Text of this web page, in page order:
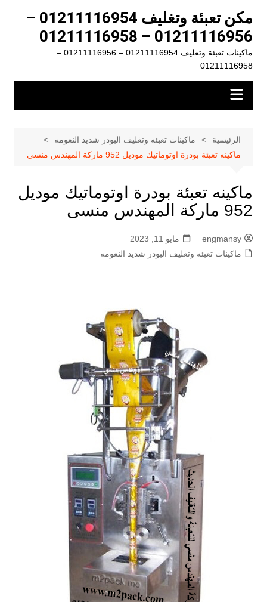
المحتوى
مكن تعبئة وتغليف 01211116954 –
01211116956 – 01211116958
ماكينات تعبئة وتغليف 01211116954 – 01211116956 –
01211116958
الرئيسية
ماكينات تعبئه وتغليف البودر شديد النعومه
ماكينه تعبئة بودرة اوتوماتيك موديل 952 ماركة المهندس منسى
ماكينه تعبئة بودرة اوتوماتيك موديل
952 ماركة المهندس منسى
engmansy
مايو 11, 2023
ماكينات تعبئه وتغليف البودر شديد النعومه